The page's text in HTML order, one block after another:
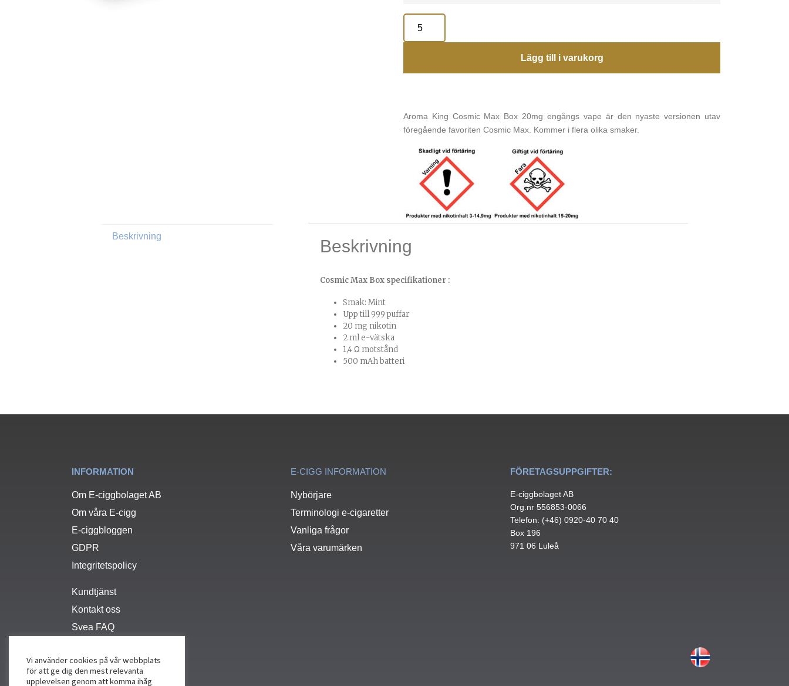
Lägg till i varukorg
Aroma King Cosmic Max Box 20mg engångs vape är den nyaste versionen utav
föregående favoriten Cosmic Max. Kommer i flera olika smaker.
Beskrivning Beskrivning
Cosmic Max Box specifikationer :
Smak: Mint
Upp till 999 puffar
20 mg nikotin
2 ml e-vätska
1,4 Ω motstånd
500 mAh batteri
INFORMATION
Om E-ciggbolaget AB
Om våra E-cigg
E-ciggbloggen
GDPR
Integritetspolicy
Kundtjänst
Kontakt oss
Svea FAQ
E-CIGG INFORMATION
Nybörjare
Terminologi e-cigaretter
Vanliga frågor
Våra varumärken
FÖRETAGSUPPGIFTER:
E-ciggbolaget AB
Org.nr 556853-0066
Telefon: (+46) 0920-40 70 40
Box 196
971 06 Luleå
Vi använder cookies på vår webbplats
för att ge dig den mest relevanta
upplevelsen genom att komma ihåg